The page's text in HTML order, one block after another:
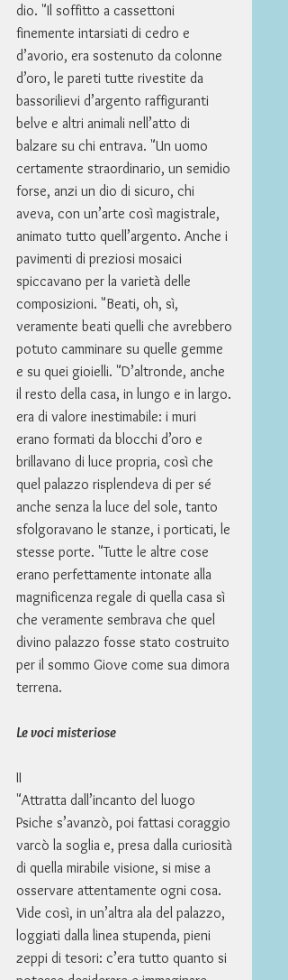
dio. "Il soffitto a cassettoni
finemente intarsiati di cedro e
d’avorio, era sostenuto da colonne
d’oro, le pareti tutte rivestite da
bassorilievi d’argento raffiguranti
belve e altri animali nell’atto di
balzare su chi entrava. "Un uomo
certamente straordinario, un semidio
forse, anzi un dio di sicuro, chi
aveva, con un’arte così magistrale,
animato tutto quell’argento. Anche i
pavimenti di preziosi mosaici
spiccavano per la varietà delle
composizioni. "Beati, oh, sì,
veramente beati quelli che avrebbero
potuto camminare su quelle gemme
e su quei gioielli. "D’altronde, anche
il resto della casa, in lungo e in largo.
era di valore inestimabile: i muri
erano formati da blocchi d’oro e
brillavano di luce propria, così che
quel palazzo risplendeva di per sé
anche senza la luce del sole, tanto
sfolgoravano le stanze, i porticati, le
stesse porte. "Tutte le altre cose
erano perfettamente intonate alla
magnificenza regale di quella casa sì
che veramente sembrava che quel
divino palazzo fosse stato costruito
per il sommo Giove come sua dimora
terrena.
Le voci misteriose
II
"Attratta dall’incanto del luogo
Psiche s’avanzò, poi fattasi coraggio
varcò la soglia e, presa dalla curiosità
di quella mirabile visione, si mise a
osservare attentamente ogni cosa.
Vide così, in un’altra ala del palazzo,
loggiati dalla linea stupenda, pieni
zeppi di tesori: c’era tutto quanto si